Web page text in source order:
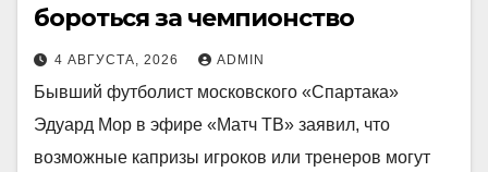
бороться за чемпионство
4 АВГУСТА, 2026 ADMIN
Бывший футболист московского «Спартака»
Эдуард Мор в эфире «Матч ТВ» заявил, что
возможные капризы игроков или тренеров могут